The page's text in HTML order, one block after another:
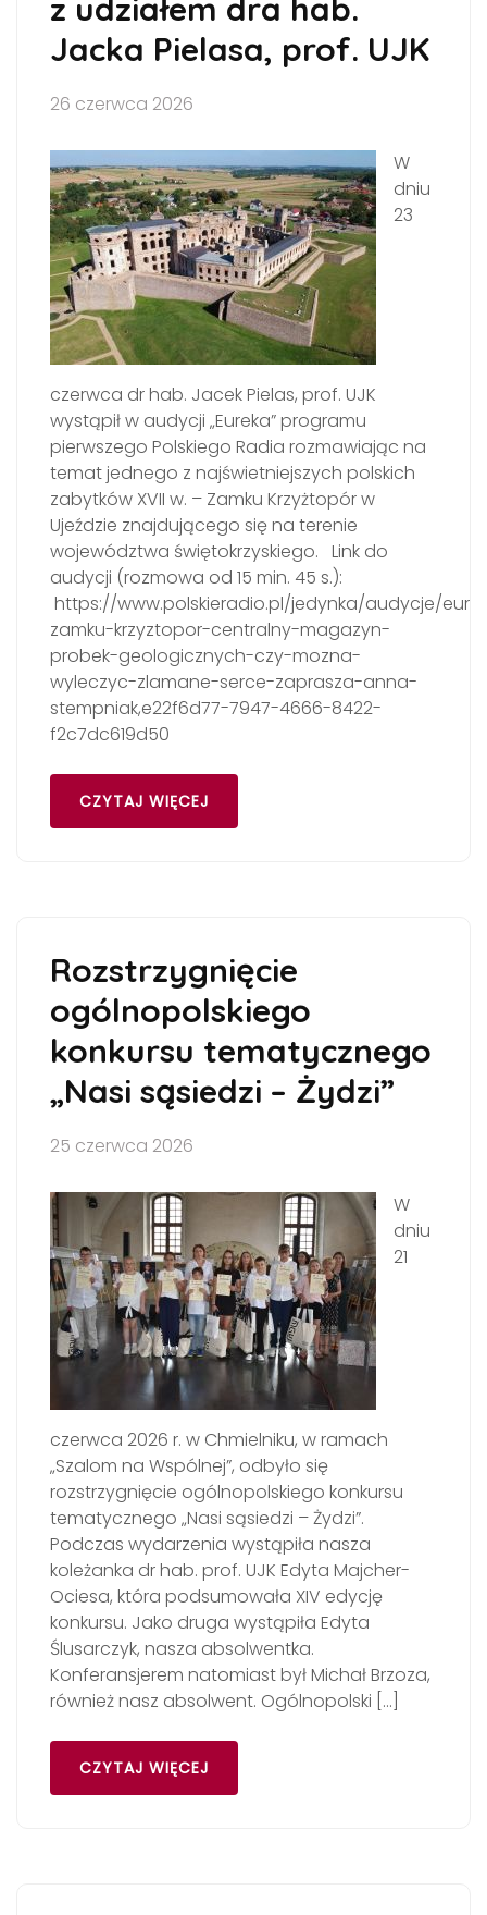
z udziałem dra hab.
Jacka Pielasa, prof. UJK
26 czerwca 2026
W
dniu
23
czerwca dr hab. Jacek Pielas, prof. UJK
wystąpił w audycji „Eureka” programu
pierwszego Polskiego Radia rozmawiając na
temat jednego z najświetniejszych polskich
zabytków XVII w. – Zamku Krzyżtopór w
Ujeździe znajdującego się na terenie
województwa świętokrzyskiego. Link do
audycji (rozmowa od 15 min. 45 s.):
https://www.polskieradio.pl/jedynka/audycje/
zamku-krzyztopor-centralny-magazyn-
probek-geologicznych-czy-mozna-
wyleczyc-zlamane-serce-zaprasza-anna-
stempniak,e22f6d77-7947-4666-8422-
f2c7dc619d50
CZYTAJ WIĘCEJ
Rozstrzygnięcie
ogólnopolskiego
konkursu tematycznego
„Nasi sąsiedzi – Żydzi”
25 czerwca 2026
W
dniu
21
czerwca 2026 r. w Chmielniku, w ramach
„Szalom na Wspólnej”, odbyło się
rozstrzygnięcie ogólnopolskiego konkursu
tematycznego „Nasi sąsiedzi – Żydzi”.
Podczas wydarzenia wystąpiła nasza
koleżanka dr hab. prof. UJK Edyta Majcher-
Ociesa, która podsumowała XIV edycję
konkursu. Jako druga wystąpiła Edyta
Ślusarczyk, nasza absolwentka.
Konferansjerem natomiast był Michał Brzoza,
również nasz absolwent. Ogólnopolski […]
CZYTAJ WIĘCEJ